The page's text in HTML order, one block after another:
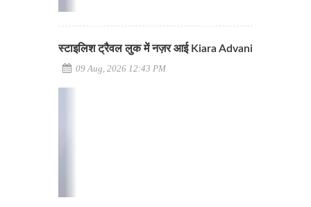
स्टाइलिश ट्रैवल लुक में नज़र आई Kiara Advani
09 Aug, 2026 12:43 PM